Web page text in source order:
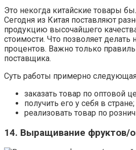
Это некогда китайские товары
Сегодня из Китая поставляют
продукцию высочайшего
стоимости. Что позволяет делать
процентов. Важно только
поставщика.
Суть работы примерно
заказать товар по оптовой
получить его у себя в стране;
реализовать товар по
14. Выращивание фруктов/